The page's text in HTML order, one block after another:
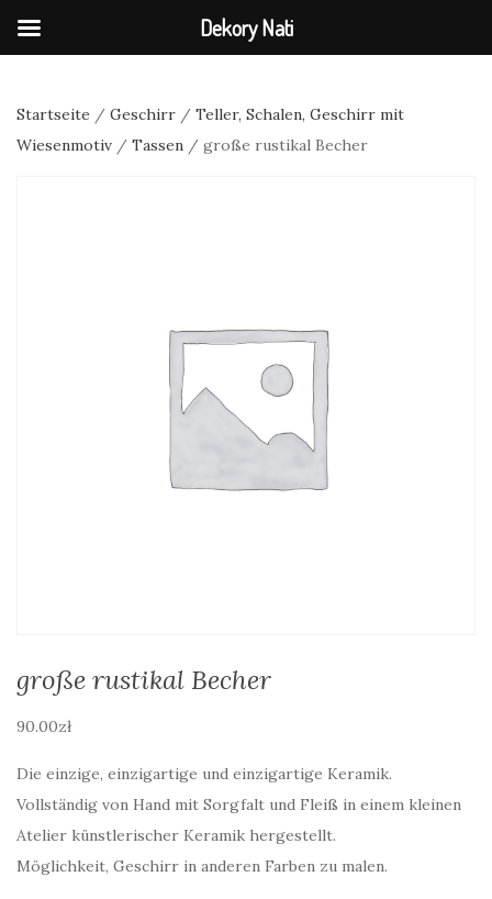
Startseite / Geschirr / Teller, Schalen, Geschirr mit
Wiesenmotiv / Tassen / große rustikal Becher
große rustikal Becher
90.00zł
Die einzige, einzigartige und einzigartige Keramik.
Vollständig von Hand mit Sorgfalt und Fleiß in einem kleinen
Atelier künstlerischer Keramik hergestellt.
Möglichkeit, Geschirr in anderen Farben zu malen.
Dekory Nati